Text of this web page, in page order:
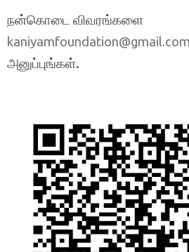
நன்கொடை விவரங்களை
kaniyamfoundation@gmail.com
அனுப்புங்கள்.